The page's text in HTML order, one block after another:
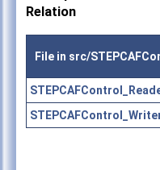
Relation
File in src/